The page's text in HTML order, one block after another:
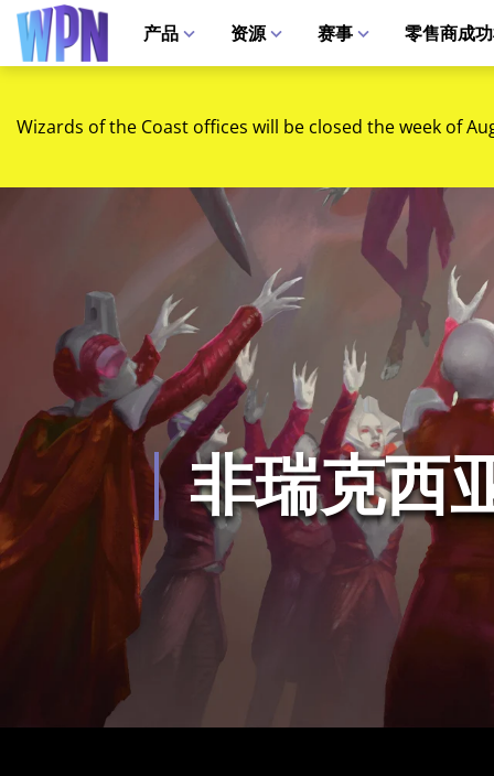
产品 资源 赛事 零售商成
Wizards of the Coast offices will be closed the week of
非瑞克西